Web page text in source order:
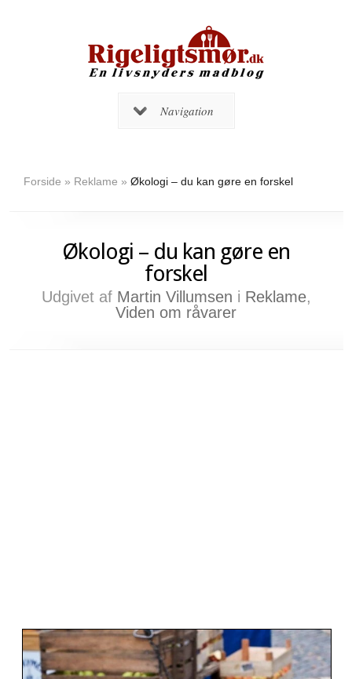
Navigation
Forside » Reklame » Økologi – du kan gøre en forskel
Økologi – du kan gøre en
forskel
Udgivet af Martin Villumsen i Reklame,
Viden om råvarer